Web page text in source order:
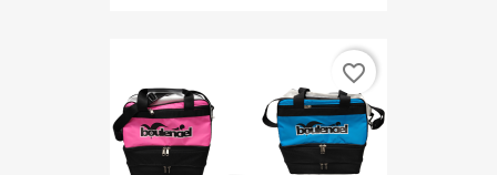
favorite_border